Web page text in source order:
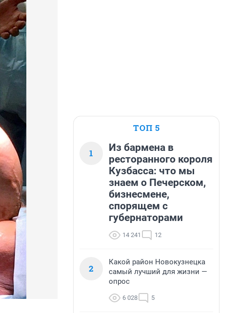
ТОП 5
1
Из бармена в
ресторанного короля
Кузбасса: что мы
знаем о Печерском,
бизнесмене,
спорящем с
губернаторами
14 241 12
2
Какой район Новокузнецка
самый лучший для жизни —
опрос
6 028 5